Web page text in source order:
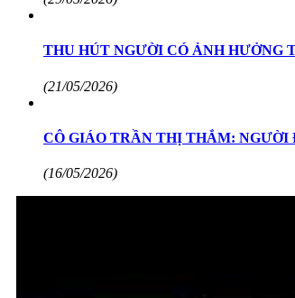
THU HÚT NGƯỜI CÓ ẢNH HƯỞNG
(21/05/2026)
CÔ GIÁO TRẦN THỊ THẮM:
(16/05/2026)